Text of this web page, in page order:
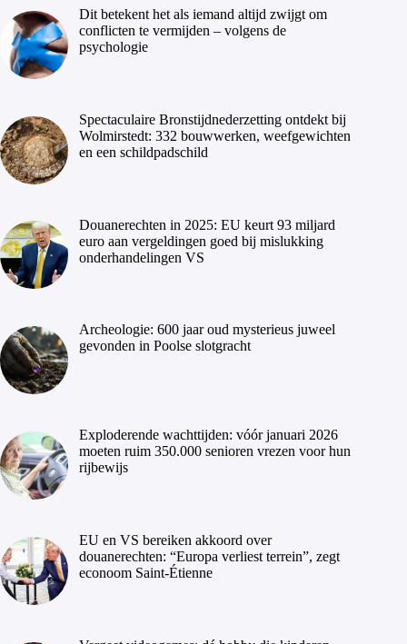
Dit betekent het als iemand altijd zwijgt om
conflicten te vermijden – volgens de
psychologie
Spectaculaire Bronstijdnederzetting ontdekt bij
Wolmirstedt: 332 bouwwerken, weefgewichten
en een schildpadschild
Douanerechten in 2025: EU keurt 93 miljard
euro aan vergeldingen goed bij mislukking
onderhandelingen VS
Archeologie: 600 jaar oud mysterieus juweel
gevonden in Poolse slotgracht
Exploderende wachttijden: vóór januari 2026
moeten ruim 350.000 senioren vrezen voor hun
rijbewijs
EU en VS bereiken akkoord over
douanerechten: “Europa verliest terrein”, zegt
econoom Saint-Étienne